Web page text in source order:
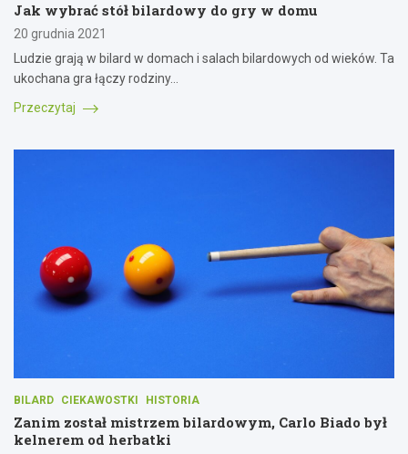
Jak wybrać stół bilardowy do gry w domu
20 grudnia 2021
Ludzie grają w bilard w domach i salach bilardowych od wieków. Ta
ukochana gra łączy rodziny…
Przeczytaj
BILARD CIEKAWOSTKI HISTORIA
Zanim został mistrzem bilardowym, Carlo Biado był
kelnerem od herbatki